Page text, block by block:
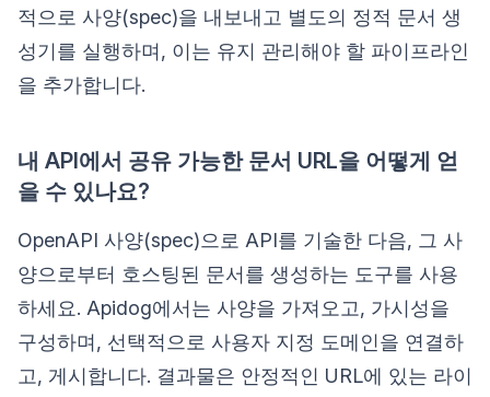
적으로 사양(spec)을 내보내고 별도의 정적 문서 생
성기를 실행하며, 이는 유지 관리해야 할 파이프라인
을 추가합니다.
내 API에서 공유 가능한 문서 URL을 어떻게 얻
을 수 있나요?
OpenAPI 사양(spec)으로 API를 기술한 다음, 그 사
양으로부터 호스팅된 문서를 생성하는 도구를 사용
하세요. Apidog에서는 사양을 가져오고, 가시성을
구성하며, 선택적으로 사용자 지정 도메인을 연결하
고, 게시합니다. 결과물은 안정적인 URL에 있는 라이